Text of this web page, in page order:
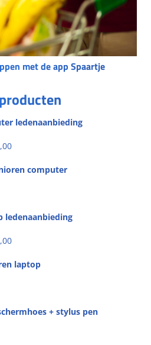
met de app Spaartje
ledenaanbieding
uit 5
computer
ledenaanbieding
uit 5
laptop
+ stylus pen